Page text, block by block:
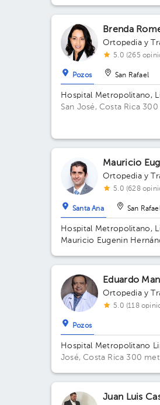
Brenda
Ortopedia y
5.0 (265
Pozos San Rafael
Hospital Metropolitano,
San José, Costa Rica 300
Mauricio
Ortopedia y
5.0 (628
Santa Ana San
Hospital Metropolitano,
Mauricio Eugenin
Eduardo
Ortopedia y
5.0 (118
Pozos
Hospital Metropolitano
José, Costa Rica 300
Juan Luis